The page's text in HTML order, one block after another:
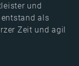
und
als
Zeit und agil